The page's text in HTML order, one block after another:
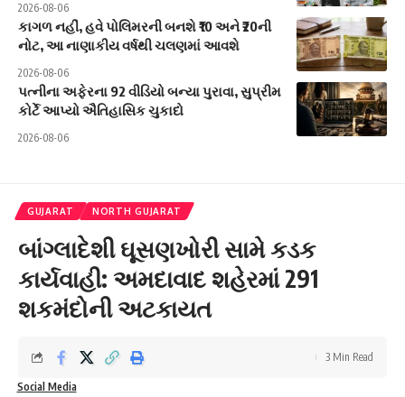
2026-08-06
કાગળ નહીં, હવે પોલિમરની બનશે ₹10 અને ₹20ની
નોટ, આ નાણાકીય વર્ષથી ચલણમાં આવશે
2026-08-06
પત્નીના અફેરના 92 વીડિયો બન્યા પુરાવા, સુપ્રીમ
કોર્ટે આપ્યો ઐતિહાસિક ચુકાદો
2026-08-06
GUJARAT NORTH GUJARAT
બાંગ્લાદેશી ઘૂસણખોરી સામે કડક
કાર્યવાહી: અમદાવાદ શહેરમાં 291
શકમંદોની અટકાયત
Social Media
3 Min Read